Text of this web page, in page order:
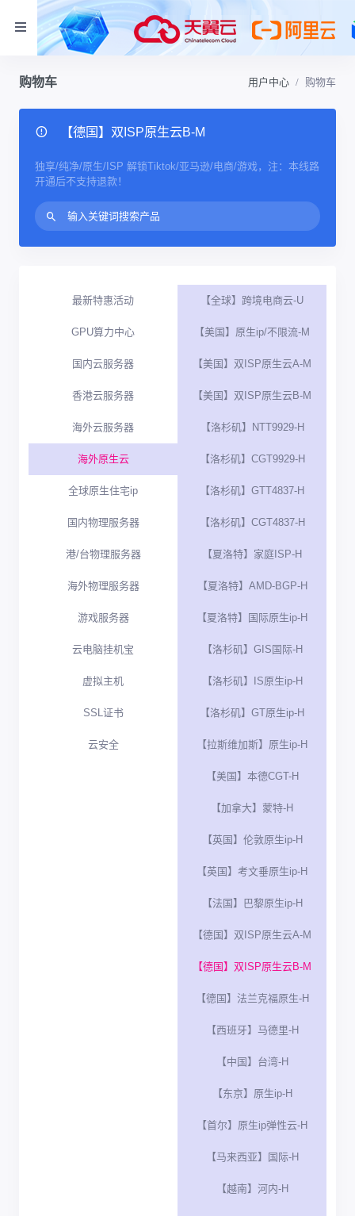
购物车 用户中心 购物车
【德国】双ISP原生云B-M
独享/纯净/原生/ISP 解锁Tiktok/亚马逊/电商/游戏，注：本线路
开通后不支持退款！
最新特惠活动
GPU算力中心
国内云服务器
香港云服务器
海外云服务器
海外原生云
全球原生住宅ip
国内物理服务器
港/台物理服务器
海外物理服务器
游戏服务器
云电脑挂机宝
虚拟主机
SSL证书
云安全
【全球】跨境电商云-U
【美国】原生ip/不限流-M
【美国】双ISP原生云A-M
【美国】双ISP原生云B-M
【洛杉矶】NTT9929-H
【洛杉矶】CGT9929-H
【洛杉矶】GTT4837-H
【洛杉矶】CGT4837-H
【夏洛特】家庭ISP-H
【夏洛特】AMD-BGP-H
【夏洛特】国际原生ip-H
【洛杉矶】GIS国际-H
【洛杉矶】IS原生ip-H
【洛杉矶】GT原生ip-H
【拉斯维加斯】原生ip-H
【美国】本德CGT-H
【加拿大】蒙特-H
【英国】伦敦原生ip-H
【英国】考文垂原生ip-H
【法国】巴黎原生ip-H
【德国】双ISP原生云A-M
【德国】双ISP原生云B-M
【德国】法兰克福原生-H
【西班牙】马德里-H
【中国】台湾-H
【东京】原生ip-H
【首尔】原生ip弹性云-H
【马来西亚】国际-H
【越南】河内-H